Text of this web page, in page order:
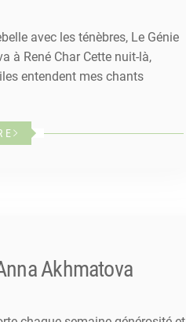
avec les ténèbres, Le Génie
à René Char Cette nuit-là,
entendent mes chants
Akhmatova